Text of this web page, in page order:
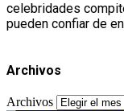
celebridades
pueden confiar de
Archivos
Archivos